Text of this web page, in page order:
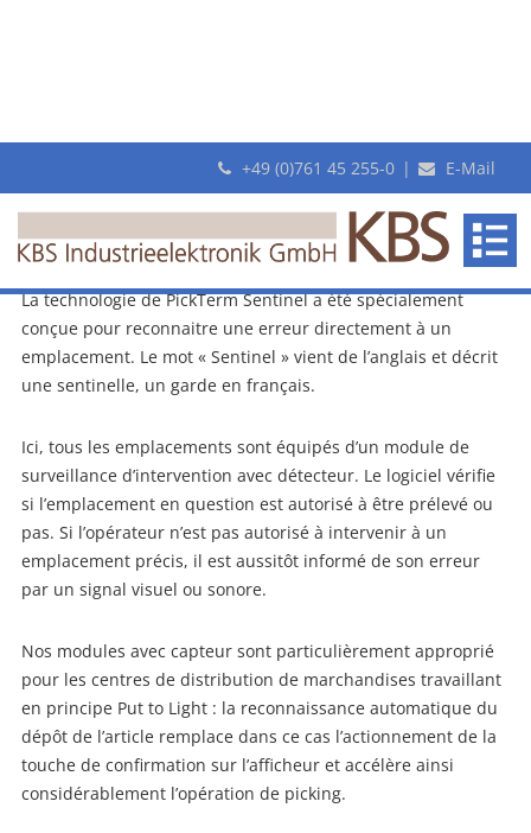
+49 (0)761 45 255-0 | E-Mail
Nouvelle surveillance d’intervention : PickTermSentinel
24. juillet 2014
PickTerm Sentinel PTF-L-5 pour un picing « zéro erreur »
La technologie de PickTerm Sentinel a été spécialement
conçue pour reconnaitre une erreur directement à un
emplacement. Le mot « Sentinel » vient de l’anglais et décrit
une sentinelle, un garde en français.
Ici, tous les emplacements sont équipés d’un module de
surveillance d’intervention avec détecteur. Le logiciel vérifie
si l’emplacement en question est autorisé à être prélevé ou
pas. Si l’opérateur n’est pas autorisé à intervenir à un
emplacement précis, il est aussitôt informé de son erreur
par un signal visuel ou sonore.
Nos modules avec capteur sont particulièrement approprié
pour les centres de distribution de marchandises travaillant
en principe Put to Light : la reconnaissance automatique du
dépôt de l’article remplace dans ce cas l’actionnement de la
touche de confirmation sur l’afficheur et accélère ainsi
considérablement l’opération de picking.